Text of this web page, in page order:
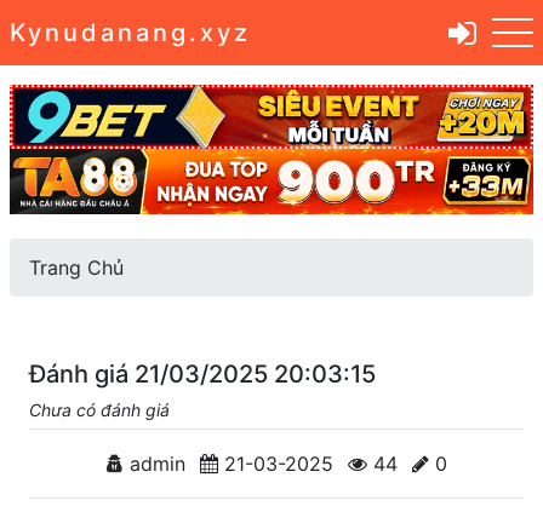
Kynudanang.xyz
Trang Chủ
Đánh giá 21/03/2025 20:03:15
Chưa có đánh giá
admin 21-03-2025 44 0